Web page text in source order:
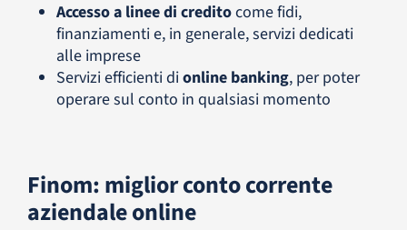
Accesso a linee di creditocome fidi,
finanziamenti e, in generale, servizi dedicati
alle imprese
Servizi efficienti dionline banking, per poter
operare sul conto in qualsiasi momento
Finom: miglior conto corrente
aziendale online